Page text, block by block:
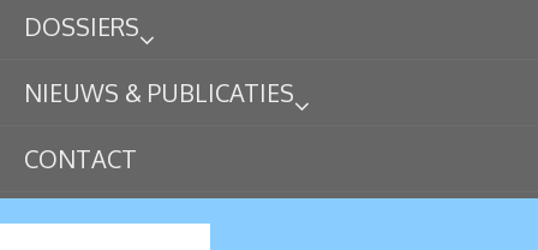
DOSSIERS
NIEUWS & PUBLICATIES
CONTACT